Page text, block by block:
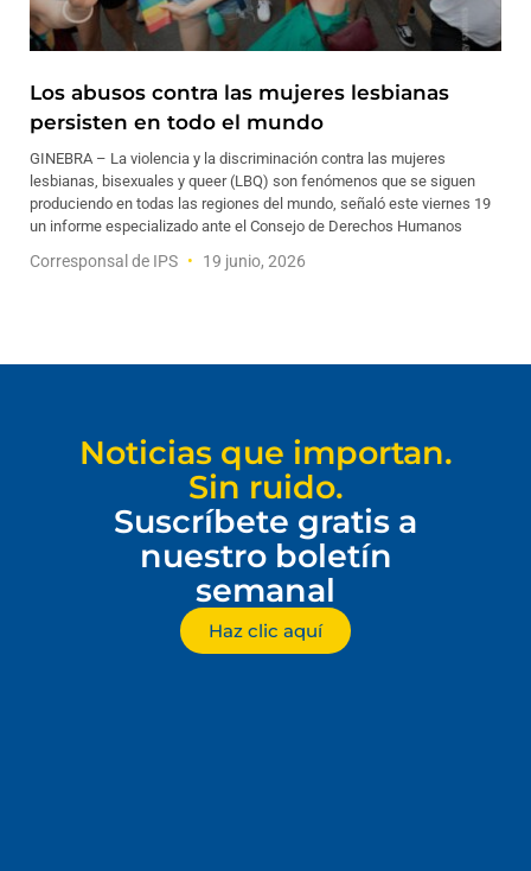
Los abusos contra las mujeres lesbianas
persisten en todo el mundo
GINEBRA – La violencia y la discriminación contra las mujeres
lesbianas, bisexuales y queer (LBQ) son fenómenos que se siguen
produciendo en todas las regiones del mundo, señaló este viernes 19
un informe especializado ante el Consejo de Derechos Humanos
Corresponsal de IPS 19 junio, 2026
Noticias que importan.
Sin ruido.
Suscríbete gratis a
nuestro boletín
semanal
Haz clic aquí